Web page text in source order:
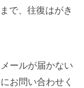
で、往復はがき
ールが届かない
お問い合わせく